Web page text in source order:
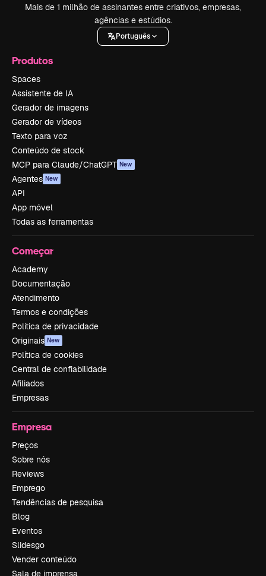
Mais de 1 milhão de assinantes entre criativos, empresas,
agências e estúdios.
Português
Produtos
Spaces
Assistente de IA
Gerador de imagens
Gerador de vídeos
Texto para voz
Conteúdo de stock
MCP para Claude/ChatGPT New
Agentes New
API
App móvel
Todas as ferramentas
Começar
Academy
Documentação
Atendimento
Termos e condições
Política de privacidade
Originais New
Política de cookies
Central de confiabilidade
Afiliados
Empresas
Empresa
Preços
Sobre nós
Reviews
Emprego
Tendências de pesquisa
Blog
Eventos
Slidesgo
Vender conteúdo
Sala de imprensa